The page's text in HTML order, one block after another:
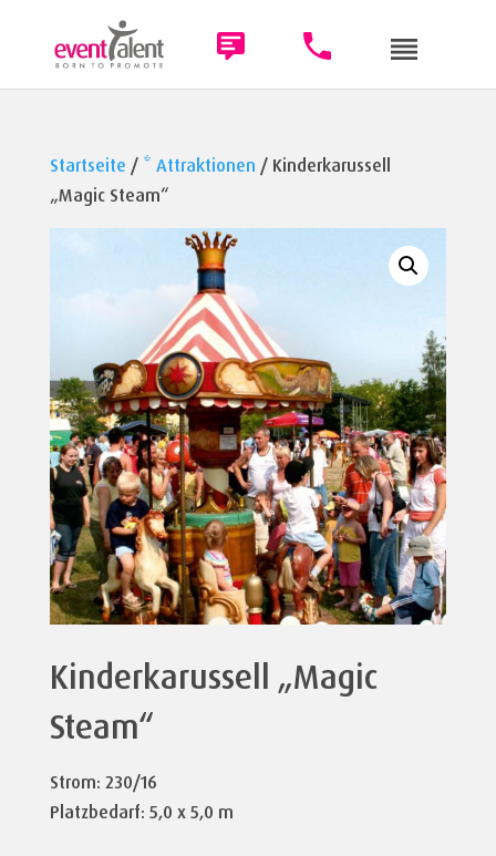
Startseite / * Attraktionen / Kinderkarussell
„Magic Steam“
Kinderkarussell „Magic
Steam“
Strom: 230/16
Platzbedarf: 5,0 x 5,0 m